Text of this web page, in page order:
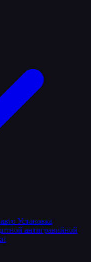
Установка
антигравийной